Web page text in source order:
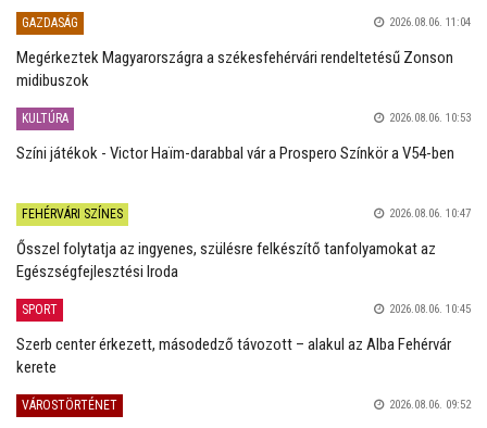
GAZDASÁG 2026.08.06. 11:04
Megérkeztek Magyarországra a székesfehérvári rendeltetésű Zonson
midibuszok
KULTÚRA 2026.08.06. 10:53
Színi játékok - Victor Haïm-darabbal vár a Prospero Színkör a V54-ben
FEHÉRVÁRI SZÍNES 2026.08.06. 10:47
Ősszel folytatja az ingyenes, szülésre felkészítő tanfolyamokat az
Egészségfejlesztési Iroda
SPORT 2026.08.06. 10:45
Szerb center érkezett, másodedző távozott – alakul az Alba Fehérvár
kerete
VÁROSTÖRTÉNET 2026.08.06. 09:52